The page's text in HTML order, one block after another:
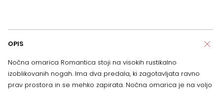
OPIS
Nočna omarica Romantica stoji na visokih rustikalno
izoblikovanih nogah. Ima dva predala, ki zagotavljata ravno
prav prostora in se mehko zapirata. Nočna omarica je na voljo